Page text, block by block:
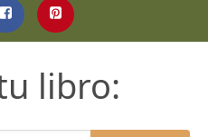
libro: